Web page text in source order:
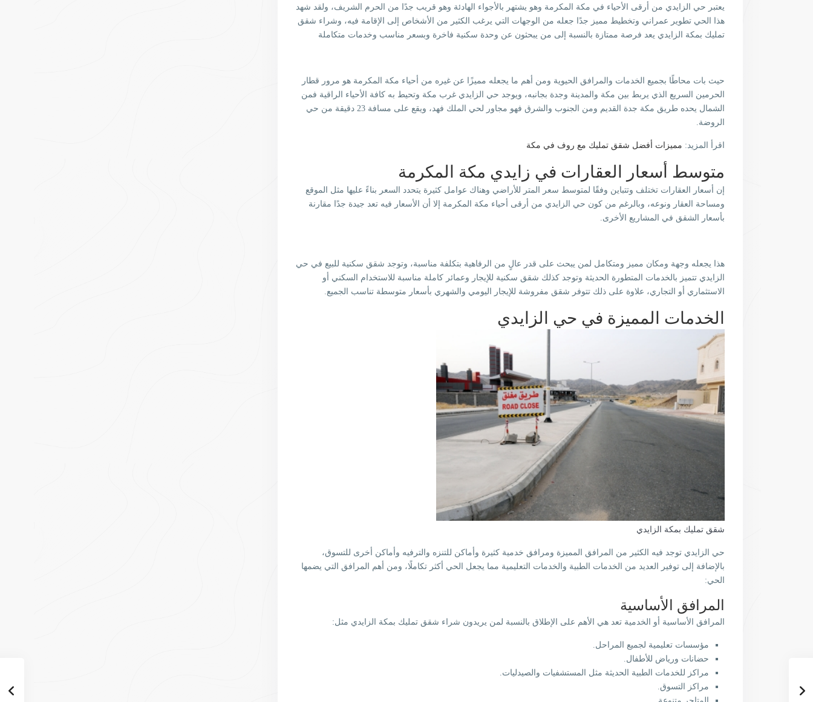
يعتبر حي الزايدي من أرقى الأحياء في مكة المكرمة وهو يشتهر بالأجواء الهادئة وهو قريب جدًا من الحرم الشريف، ولقد شهد
هذا الحي تطوير عمراني وتخطيط مميز جدًا جعله من الوجهات التي يرغب الكثير من الأشخاص إلى الإقامة فيه، وشراء شقق
تمليك بمكة الزايدي يعد فرصة ممتازة بالنسبة إلى من يبحثون عن وحدة سكنية فاخرة وبسعر مناسب وخدمات متكاملة
حيث بات محاطًا بجميع الخدمات والمرافق الحيوية ومن أهم ما يجعله مميزًا عن غيره من أحياء مكة المكرمة هو مرور قطار
الحرمين السريع الذي يربط بين مكة والمدينة وجدة بجانبه، ويوجد حي الزايدي غرب مكة وتحيط به كافة الأحياء الراقية فمن
الشمال يحده طريق مكة جدة القديم ومن الجنوب والشرق فهو مجاور لحي الملك فهد، ويقع على مسافة 23 دقيقة من حي
الروضة.
اقرأ المزيد: مميزات أفضل شقق تمليك مع روف في مكة
متوسط أسعار العقارات في زايدي مكة المكرمة
إن أسعار العقارات تختلف وتتباين وفقًا لمتوسط سعر المتر للأراضي وهناك عوامل كثيرة يتحدد السعر بناءً عليها مثل الموقع
ومساحة العقار ونوعه، وبالرغم من كون حي الزايدي من أرقى أحياء مكة المكرمة إلا أن الأسعار فيه تعد جيدة جدًا مقارنة
بأسعار الشقق في المشاريع الأخرى.
هذا يجعله وجهة ومكان مميز ومتكامل لمن يبحث على قدر عالٍ من الرفاهية بتكلفة مناسبة، وتوجد شقق سكنية للبيع في حي
الزايدي تتميز بالخدمات المتطورة الحديثة وتوجد كذلك شقق سكنية للإيجار وعمائر كاملة مناسبة للاستخدام السكني أو
الاستثماري أو التجاري، علاوة على ذلك تتوفر شقق مفروشة للإيجار اليومي والشهري بأسعار متوسطة تناسب الجميع.
الخدمات المميزة في حي الزايدي
شقق تمليك بمكة الزايدي
حي الزايدي توجد فيه الكثير من المرافق المميزة ومرافق خدمية كثيرة وأماكن للتنزه والترفيه وأماكن أخرى للتسوق،
بالإضافة إلى توفير العديد من الخدمات الطبية والخدمات التعليمية مما يجعل الحي أكثر تكاملًا، ومن أهم المرافق التي يضمها
الحي:
المرافق الأساسية
المرافق الأساسية أو الخدمية تعد هي الأهم على الإطلاق بالنسبة لمن يريدون شراء شقق تمليك بمكة الزايدي مثل:
مؤسسات تعليمية لجميع المراحل.
حضانات ورياض للأطفال.
مراكز للخدمات الطبية الحديثة مثل المستشفيات والصيدليات.
مراكز التسوق.